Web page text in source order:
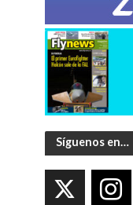
Síguenos en…